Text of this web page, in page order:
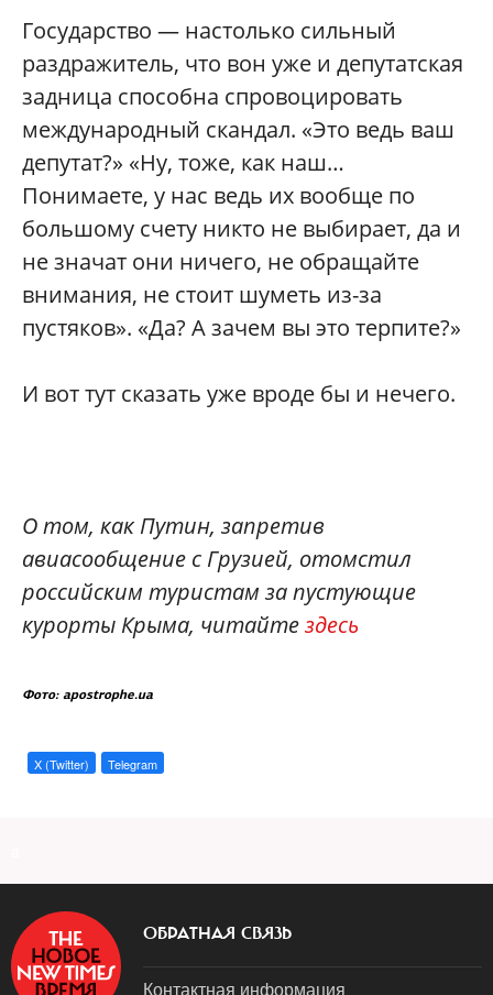
Государство — настолько сильный
раздражитель, что вон уже и депутатская
задница способна спровоцировать
международный скандал. «Это ведь ваш
депутат?» «Ну, тоже, как наш…
Понимаете, у нас ведь их вообще по
большому счету никто не выбирает, да и
не значат они ничего, не обращайте
внимания, не стоит шуметь из-за
пустяков». «Да? А зачем вы это терпите?»
И вот тут сказать уже вроде бы и нечего.
О том, как Путин, запретив
авиасообщение с Грузией, отомстил
российским туристам за пустующие
курорты Крыма, читайтездесь
Фото: apostrophe.ua
X (Twitter) Telegram
ОБРАТНАЯ СВЯЗЬ
Контактная информация